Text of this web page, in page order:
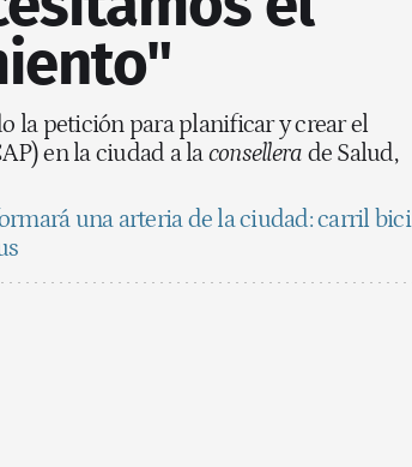
la petición para planificar y crear el
en la ciudad a laconsellera de Salud,
una arteria de la ciudad: carril bici